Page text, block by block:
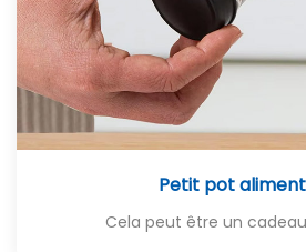
Petit pot
Cela peut être un